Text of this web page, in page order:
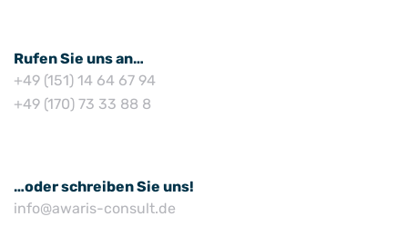
Rufen Sie uns an…
+49 (151) 14 64 67 94
+49 (170) 73 33 88 8
…oder schreiben Sie uns!
info@awaris-consult.de